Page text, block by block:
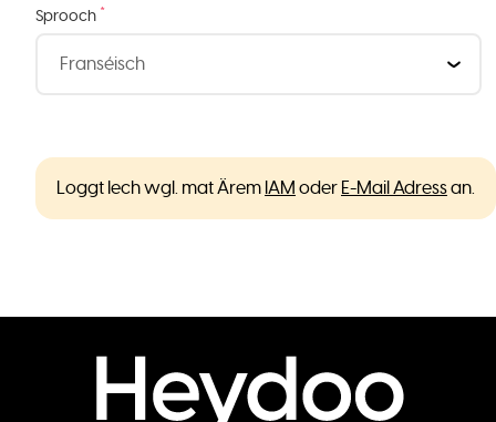
Sprooch *
Loggt Iech wgl. mat Ärem IAM oder E-Mail Adressan.